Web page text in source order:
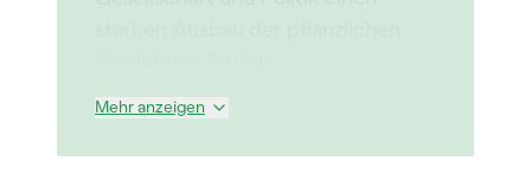
Mehr anzeigen